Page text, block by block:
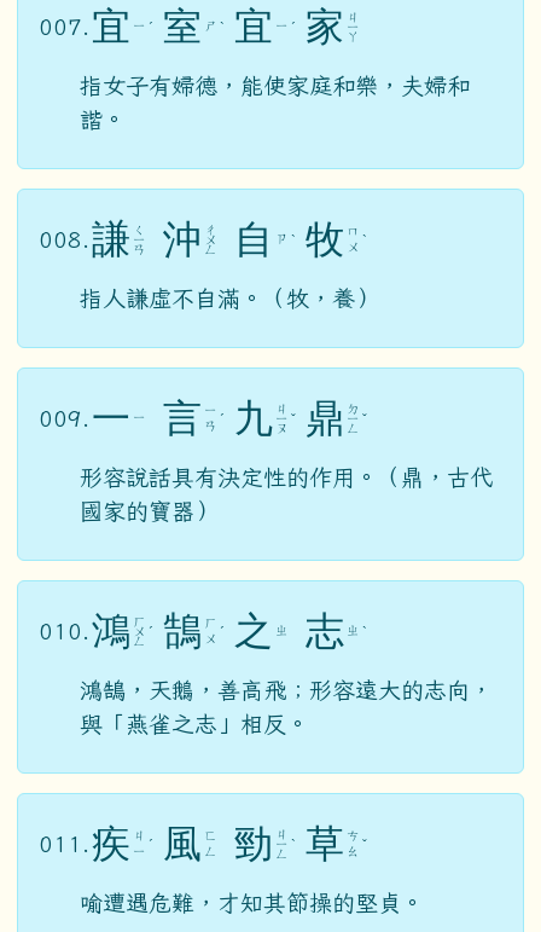
007. 宜 ㄧ ˊ 室 ㄕ ˋ 宜 ㄧ ˊ 家 ㄐ
ㄧ
ㄚ
指女子有婦德，能使家庭和樂，夫婦和
諧。
008. 謙 ㄑ
ㄧ
ㄢ 沖 ㄔ
ㄨ
ㄥ 自 ㄗ ˋ 牧 ㄇ
ㄨ ˋ
指人謙虛不自滿。（牧，養）
009. 一 ㄧ 言 ㄧ
ㄢ ˊ 九 ㄐ
ㄧ
ㄡ
ˇ 鼎 ㄉ
ㄧ
ㄥ
ˇ
形容說話具有決定性的作用。（鼎，古代
國家的寶器）
010. 鴻 ㄏ
ㄨ
ㄥ
ˊ 鵠 ㄏ
ㄨ ˊ 之 ㄓ 志 ㄓ ˋ
鴻鵠，天鵝，善高飛；形容遠大的志向，
與「燕雀之志」相反。
011. 疾 ㄐ
ㄧ ˊ 風 ㄈ
ㄥ
勁 ㄐ
ㄧ
ㄥ
ˋ 草 ㄘ
ㄠ ˇ
喻遭遇危難，才知其節操的堅貞。